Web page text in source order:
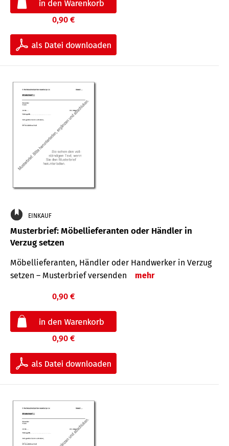
0,90 €
EINKAUF
Musterbrief: Möbellieferanten oder Händler in
Verzug setzen
Möbellieferanten, Händler oder Handwerker in Verzug
setzen – Musterbrief versenden
mehr
0,90 €
0,90 €